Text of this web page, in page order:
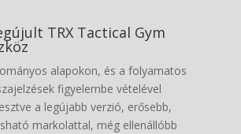
TRX Tactical Gym
alapokon, és a folyamatos
figyelembe vételével
a legújabb verzió, erősebb,
markolattal, még ellenállóbb